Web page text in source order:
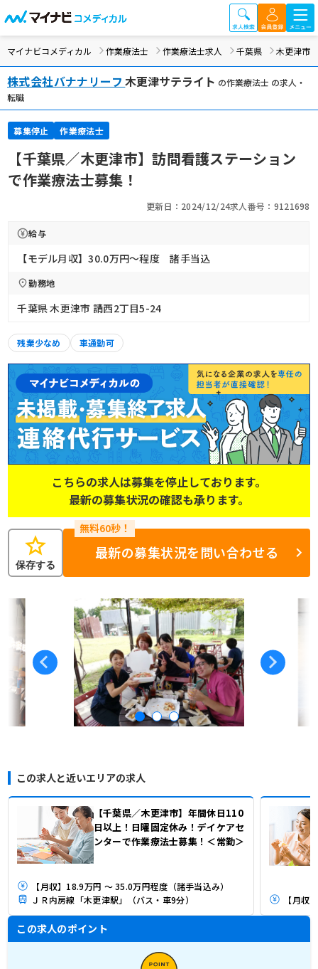
マイナビコメディカル 作業療法士 作業療法士求人 千葉県 木更津市
株式会社バナナリーフ 木更津サテライト の作業療法士 の求人・
転職
募集停止 作業療法士
【千葉県／木更津市】訪問看護ステーション
で作業療法士募集！
更新日：2024/12/24求人番号：9121698
給与
【モデル月収】30.0万円〜程度 諸手当込
勤務地
千葉県 木更津市 請西2丁目5-24
残業少なめ 車通勤可
こちらの求人は募集を停止しております。
最新の募集状況の確認も承ります。
star
保存する
最新の募集状況を問い合わせる
この求人と近いエリアの求人
【千葉県／木更津市】年間休日110
日以上！日曜固定休み！デイケアセ
ンターで作業療法士募集！＜常勤＞
【月収】18.9万円 ～ 35.0万円程度（諸手当込み）
ＪＲ内房線「木更津駅」（バス・車9分）
【月収
この求人のポイント